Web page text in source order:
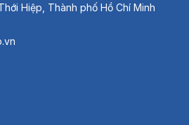
Hiệp, Thành phố Hồ Chí Minh